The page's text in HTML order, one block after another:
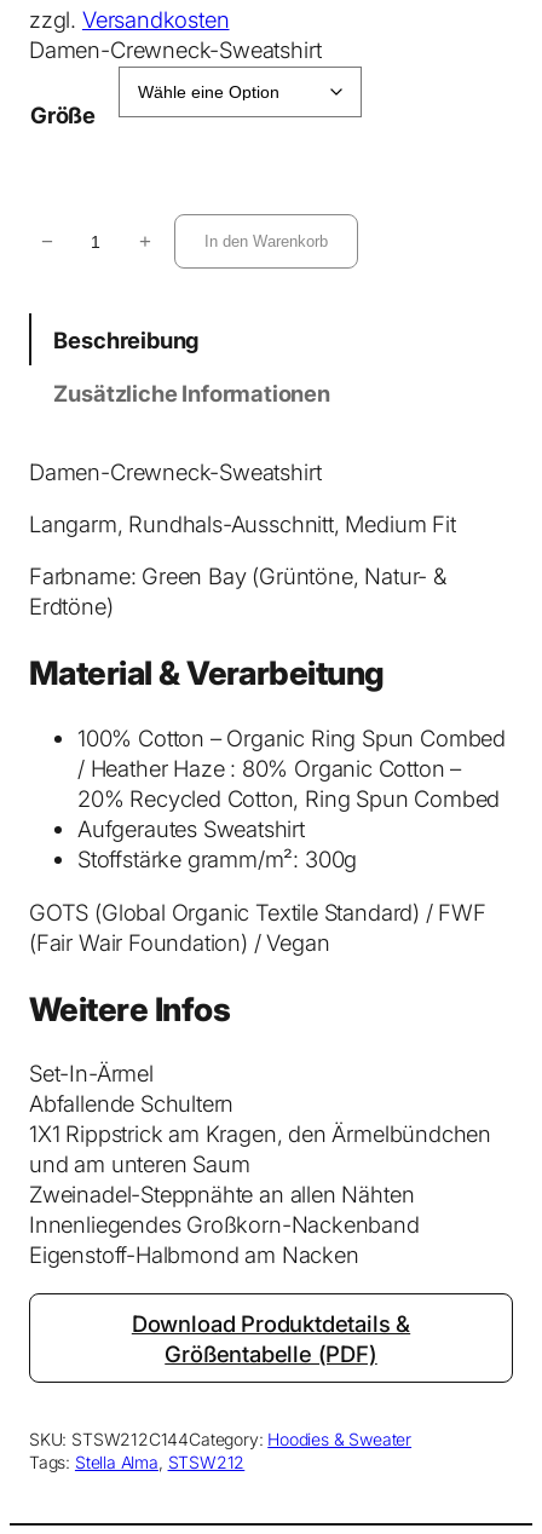
zzgl. Versandkosten
Damen-Crewneck-Sweatshirt
Größe
l
m
S
e
a
s
e
n
a
M
e
n
g
e
− + In den Warenkorb
Beschreibung
Zusätzliche Informationen
Damen-Crewneck-Sweatshirt
Langarm, Rundhals-Ausschnitt, Medium Fit
Farbname: Green Bay (Grüntöne, Natur- &
Erdtöne)
Material & Verarbeitung
100% Cotton – Organic Ring Spun Combed
/ Heather Haze : 80% Organic Cotton –
20% Recycled Cotton, Ring Spun Combed
Aufgerautes Sweatshirt
Stoffstärke gramm/m²: 300g
GOTS (Global Organic Textile Standard) / FWF
(Fair Wair Foundation) / Vegan
Weitere Infos
Set-In-Ärmel
Abfallende Schultern
1X1 Rippstrick am Kragen, den Ärmelbündchen
und am unteren Saum
Zweinadel-Steppnähte an allen Nähten
Innenliegendes Großkorn-Nackenband
Eigenstoff-Halbmond am Nacken
Download Produktdetails &
Größentabelle (PDF)
SKU: STSW212C144Category: Hoodies & Sweater
Tags: Stella Alma, STSW212